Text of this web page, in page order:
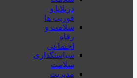
دربلايا و
فوريت ها
سلامت و
رفاه
اجتماعی
سیاستگذاری
سلامت
مدیریت